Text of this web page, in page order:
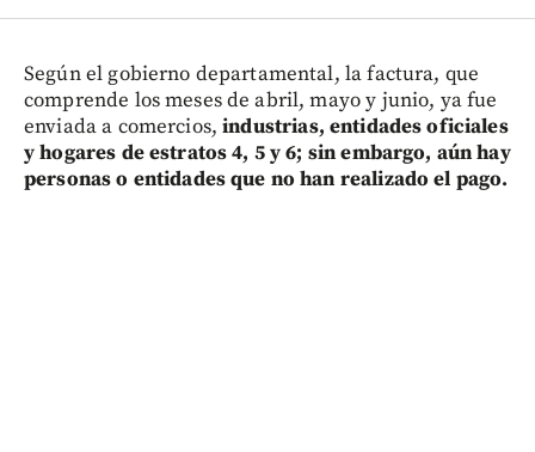
Según el gobierno departamental, la factura, que
comprende los meses de abril, mayo y junio, ya fue
enviada a comercios, industrias, entidades oficiales
y hogares de estratos 4, 5 y 6; sin embargo, aún hay
personas o entidades que no han realizado el pago.